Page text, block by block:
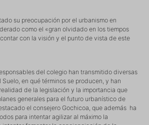
su preocupación por el urbanismo en
como el «gran olvidado en los tiempos
con la visión y el punto de vista de este
del colegio han transmitido diversas
en qué términos se producen, y han
de la legislación y la importancia que
generales para el futuro urbanístico de
el consejero Gochicoa, que además ha
para intentar agilizar al máximo la